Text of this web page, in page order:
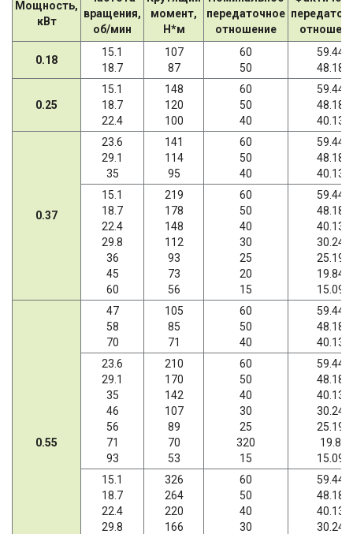
Мощность,
кВт
вращения,
об/мин
момент,
Н*м
передаточное
отношение
0.18
15.1
18.7
107
87
60
50
59.44
48.18
0.25
15.1
18.7
22.4
148
120
100
60
50
40
59.44
48.18
40.13
0.37
23.6
29.1
35
141
114
95
60
50
40
59.44
48.18
40.13
15.1
18.7
22.4
29.8
36
45
60
219
178
148
112
93
73
56
60
50
40
30
25
20
15
59.44
48.18
40.13
30.24
25.19
19.84
15.09
0.55
47
58
70
105
85
71
60
50
40
59.44
48.18
40.13
23.6
29.1
35
46
56
71
93
210
170
142
107
89
70
53
60
50
40
30
25
320
15
59.44
48.18
40.13
30.24
25.19
19.8
15.09
15.1
18.7
22.4
29.8
326
264
220
166
60
50
40
30
59.44
48.18
40.13
30.24